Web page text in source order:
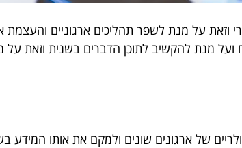
וזאת על מנת לשפר תהליכים ארגוניים
מנת להקשיב לתוכן הדברים בשנית וזאת
של ארגונים שונים ולמקם את אותו